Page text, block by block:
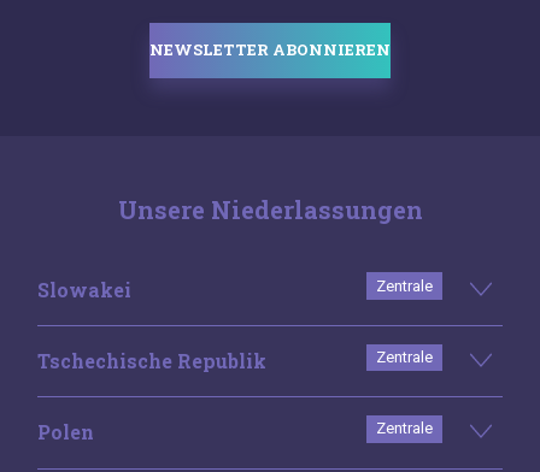
NEWSLETTER ABONNIEREN
Unsere Niederlassungen
Slowakei Zentrale
Tschechische Republik Zentrale
Polen Zentrale